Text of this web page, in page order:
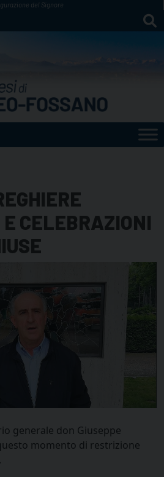
del Signore
CELEBRAZIONI
generale don Giuseppe
momento di restrizione